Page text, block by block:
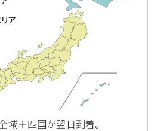
域＋四国が翌日到着。